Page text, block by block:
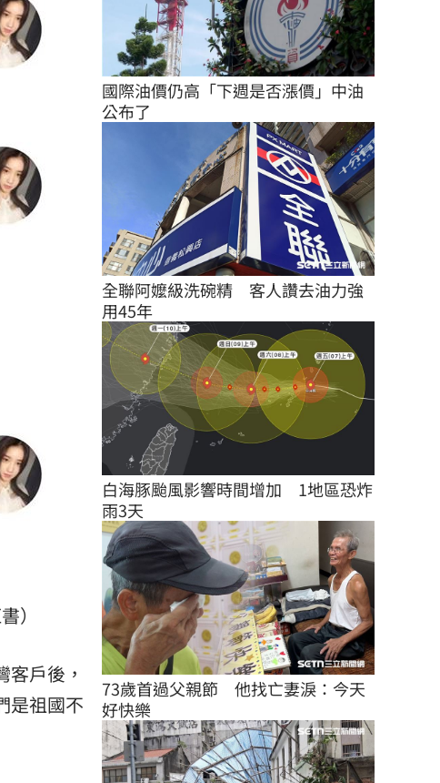
）
戶後，
是祖國不
國際油價仍高「下週是否漲價」中油
公布了
全聯阿嬤級洗碗精　客人讚去油力強
用45年
白海豚颱風影響時間增加　1地區恐炸
雨3天
73歲首過父親節　他找亡妻淚：今天
好快樂